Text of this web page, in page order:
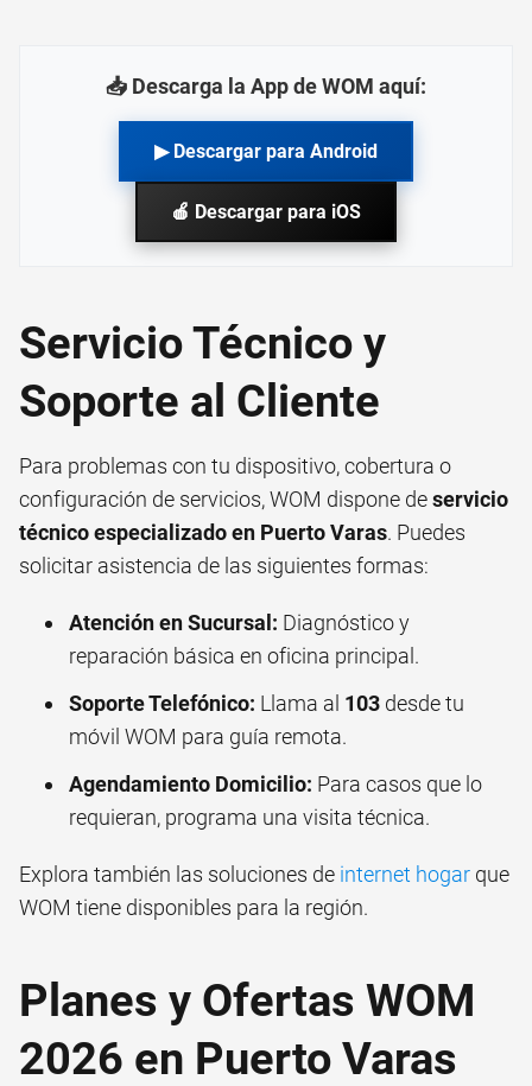
📥 Descarga la App de WOM aquí:
▶ Descargar para Android
🍎 Descargar para iOS
Servicio Técnico y
Soporte al Cliente
Para problemas con tu dispositivo, cobertura o
configuración de servicios, WOM dispone deservicio
técnico especializado en Puerto Varas. Puedes
solicitar asistencia de las siguientes formas:
Atención en Sucursal: Diagnóstico y
reparación básica en oficina principal.
Soporte Telefónico: Llama al 103 desde tu
móvil WOM para guía remota.
Agendamiento Domicilio: Para casos que lo
requieran, programa una visita técnica.
Explora también las soluciones de internet hogar que
WOM tiene disponibles para la región.
Planes y Ofertas WOM
2026 en Puerto Varas